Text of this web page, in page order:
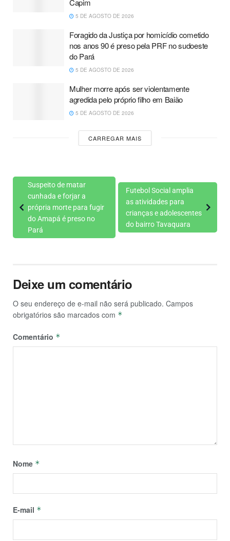
Capim
5 DE AGOSTO DE 2026
Foragido da Justiça por homicídio cometido
nos anos 90 é preso pela PRF no sudoeste
do Pará
5 DE AGOSTO DE 2026
Mulher morre após ser violentamente
agredida pelo próprio filho em Baião
5 DE AGOSTO DE 2026
CARREGAR MAIS
Suspeito de matar
cunhada e forjar a
própria morte para fugir
do Amapá é preso no
Pará
Futebol Social amplia
as atividades para
crianças e adolescentes
do bairro Tavaquara
Deixe um comentário
O seu endereço de e-mail não será publicado. Campos
obrigatórios são marcados com *
Comentário *
Nome *
E-mail *